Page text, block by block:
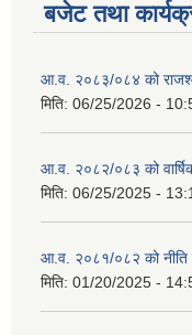
बजेट तथा
आ.व. २०८३/०८४ को
मिति: 06/25/2026 -
आ.व. २०८२/०८३ को
मिति: 06/25/2025 -
आ.व. २०८१/०८२ को नीति
मिति: 01/20/2025 -